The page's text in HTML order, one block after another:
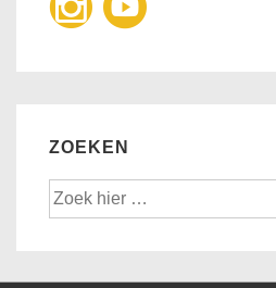
ZOEKEN
Zoek
naar: